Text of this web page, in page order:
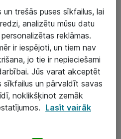
trešās puses sīkfailus, lai
analizētu mūsu datu
reklāmas.
ir iespējoti, un tiem nav
jo tie ir nepieciešami
Jūs varat akceptēt
un pārvaldīt savas
noklikšķinot zemāk
Lasīt vairāk